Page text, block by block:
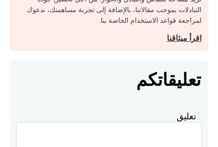
التبادلات بموجب مقالاتنا، بالإضافة إلى تجربة مساهمتك، ندعوك
لمراجعة قواعد الاستخدام الخاصة بنا.
اقرأ ميثاقنا
تعليقاتكم
تعليق